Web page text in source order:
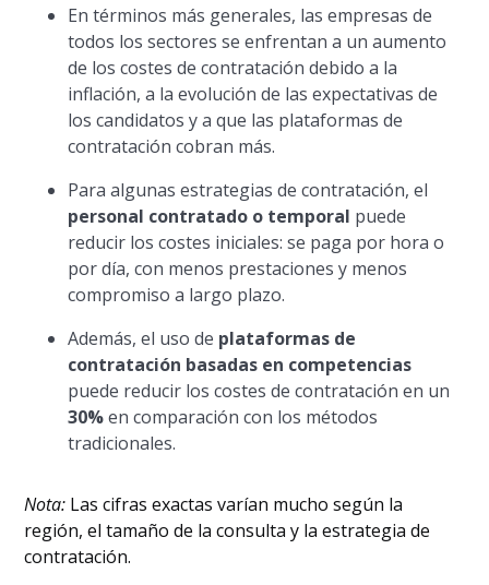
En términos más generales, las empresas de
todos los sectores se enfrentan a un aumento
de los costes de contratación debido a la
inflación, a la evolución de las expectativas de
los candidatos y a que las plataformas de
contratación cobran más.
Para algunas estrategias de contratación, el
personal contratado o temporal puede
reducir los costes iniciales: se paga por hora o
por día, con menos prestaciones y menos
compromiso a largo plazo.
Además, el uso de plataformas de
contratación basadas en competencias
puede reducir los costes de contratación en un
30%en comparación con los métodos
tradicionales.
Nota: Las cifras exactas varían mucho según la
región, el tamaño de la consulta y la estrategia de
contratación.